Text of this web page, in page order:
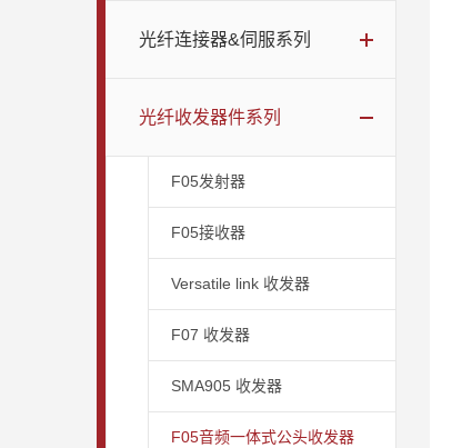
光纤连接器&伺服系列
光纤收发器件系列
F05发射器
F05接收器
Versatile link 收发器
F07 收发器
SMA905 收发器
F05音频一体式公头收发器